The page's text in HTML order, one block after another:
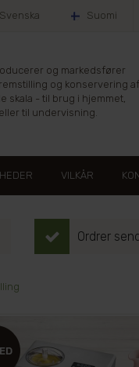
Svenska Suomi
og markedsfører
og konservering af
skala - til brug i hjemmet,
til undervisning.
VILKÅR
Ordrer